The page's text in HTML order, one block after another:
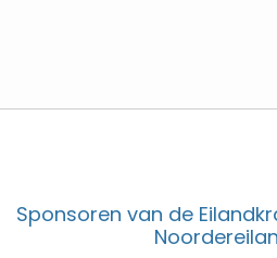
Sponsoren van de